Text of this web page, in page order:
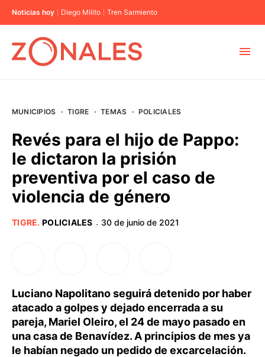
Noticias hoy Diego Milito Tren Sarmiento
BUENOS AIRES
PROVINCIAS
MUNICIPIOS · TIGRE · TEMAS · POLICIALES
Revés para el hijo de Pappo:
le dictaron la prisión
preventiva por el caso de
violencia de género
TIGRE. POLICIALES · 30 de junio de 2021
Luciano Napolitano seguirá detenido por haber
atacado a golpes y dejado encerrada a su
pareja, Mariel Oleiro, el 24 de mayo pasado en
una casa de Benavídez. A principios de mes ya
le habían negado un pedido de excarcelación.